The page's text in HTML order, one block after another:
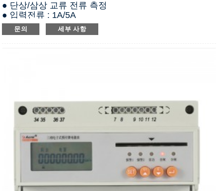
● 단상/삼상 교류 전류 측정
● 입력전류 : 1A/5A
● RS485(모드버스-RTU)
● 옵션 DI/DO
문의 세부 사항